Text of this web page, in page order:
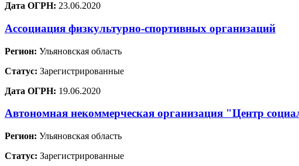
Дата ОГРН: 23.06.2020
Ассоциация физкультурно-спортивных организаций
Регион: Ульяновская область
Статус: Зарегистрированные
Дата ОГРН: 19.06.2020
Автономная некоммерческая организация "Центр
Регион: Ульяновская область
Статус: Зарегистрированные